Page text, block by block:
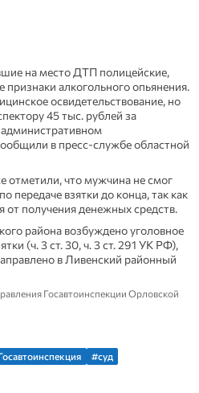
на место ДТП полицейские,
алкогольного опьянения.
освидетельствование, но
45 тыс. рублей за
в пресс-службе областной
отметили, что мужчина не смог
передаче взятки до конца, так как
от получения денежных средств.
района возбуждено уголовное
(ч. 3 ст. 30, ч. 3 ст. 291 УК РФ),
в Ливенский районный
Госавтоинспекции Орловской
#суд